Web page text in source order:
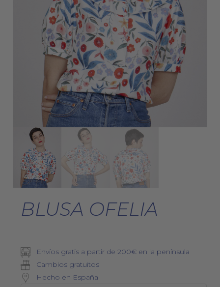
BLUSA OFELIA
Envíos gratis a partir de 200€ en la península
Cambios gratuitos
Hecho en España